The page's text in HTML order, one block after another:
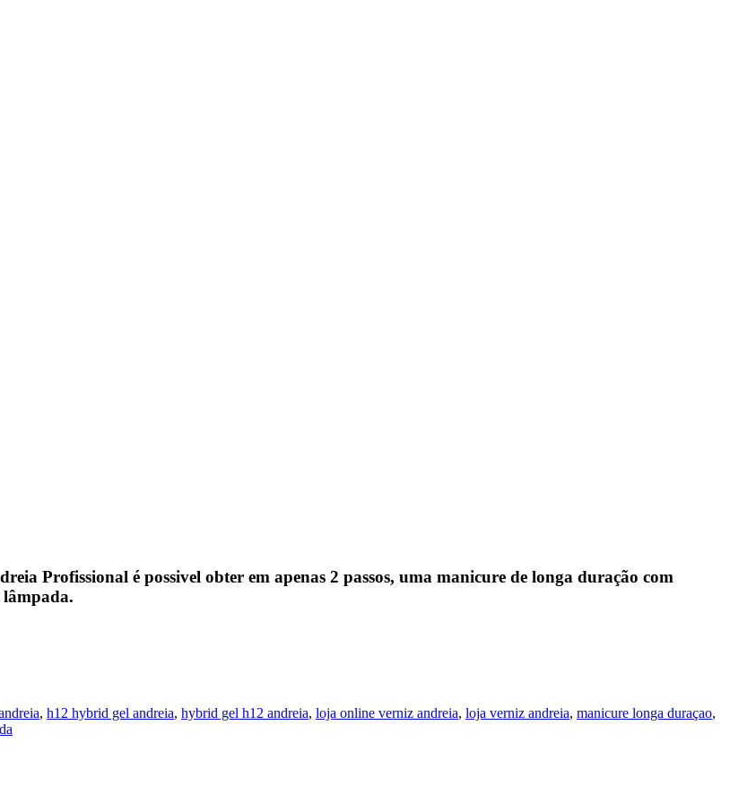
Profissional é possivel obter em apenas 2 passos, uma manicure de longa duração com
lâmpada.
, h12 hybrid gel andreia, hybrid gel h12 andreia, loja online verniz andreia, loja verniz andreia, manicure longa duraçao,